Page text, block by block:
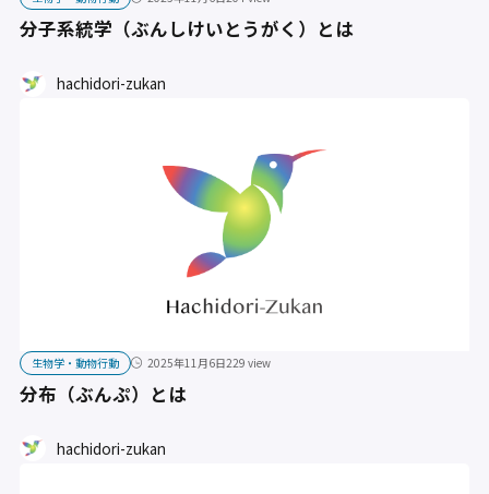
分子系統学（ぶんしけいとうがく）とは
hachidori-zukan
生物学・動物行動 2025年11月6日229 view
分布（ぶんぷ）とは
hachidori-zukan